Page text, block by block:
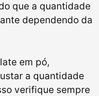
que a quantidade
dependendo da
em pó,
a quantidade
verifique sempre